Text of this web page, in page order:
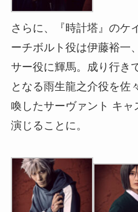
さらに、『時計塔』のケ
ーチボルト役は伊藤裕一
サー役に輝馬。成り行き
となる雨生龍之介役を佐
喚したサーヴァント キ
演じることに。